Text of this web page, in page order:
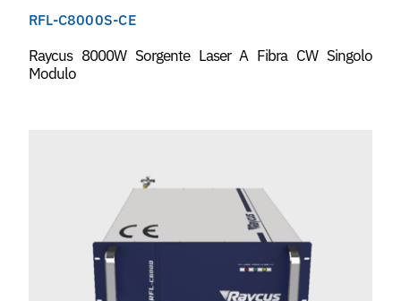
RFL-C8000S-CE
Raycus 8000W Sorgente Laser A Fibra CW Singolo
Modulo